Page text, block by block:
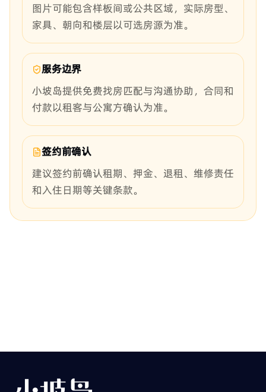
图片可能包含样板间或公共区域，实际房型、
家具、朝向和楼层以可选房源为准。
服务边界
小坡岛提供免费找房匹配与沟通协助，合同和
付款以租客与公寓方确认为准。
签约前确认
建议签约前确认租期、押金、退租、维修责任
和入住日期等关键条款。